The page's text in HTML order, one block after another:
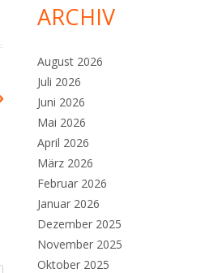
ARCHIV
August 2026
Juli 2026
Juni 2026
Mai 2026
April 2026
März 2026
Februar 2026
Januar 2026
Dezember 2025
November 2025
Oktober 2025